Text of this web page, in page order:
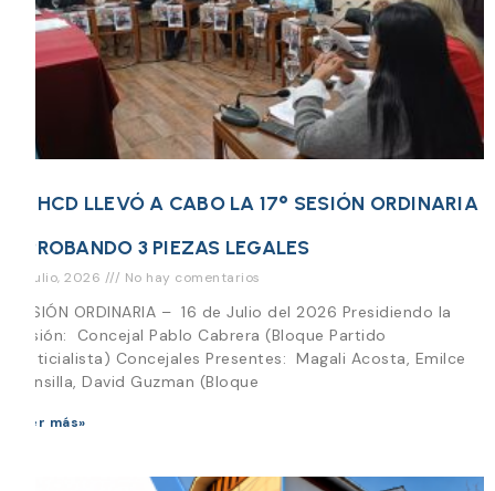
EL HCD LLEVÓ A CABO LA 17° SESIÓN ORDINARIA
APROBANDO 3 PIEZAS LEGALES
16 julio, 2026 No hay comentarios
SESIÓN ORDINARIA – 16 de Julio del 2026 Presidiendo la
Sesión: Concejal Pablo Cabrera (Bloque Partido
Justicialista) Concejales Presentes: Magali Acosta, Emilce
Mansilla, David Guzman (Bloque
Leer más»